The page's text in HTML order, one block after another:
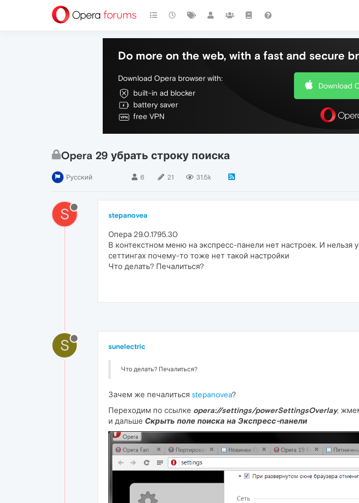
Do more on the web, with a fast and secure
Download Opera browser with:
built-in ad blocker
battery saver
free VPN
Download
Opera 29 убрать строку поиска
Русский 6 21 31.5k
S stepanovea
Опера 29.0.1795.30
В контекстном меню на экспресс-панели нет настроек. И нельзя
сеттингах почему-то тоже нет такой настройки
Что делать? Печалиться?
S sunelectric
Что делать? Печалиться?
Зачем же печалиться stepanovea?
Переходим по ссылке opera://settings/powerSettingsOverlay,
и дальше Скрыть поле поиска на Экспресс-панели